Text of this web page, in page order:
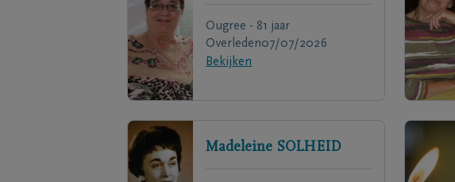
Ougree - 81 jaar
Overleden07/07/2026
Bekijken
Madeleine SOLHEID